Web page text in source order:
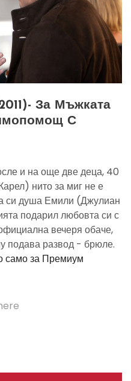
За Мъжката
С
и на още две деца, 40
нито за миг не е
си душа Емили (Джулиан
подарил любовта си с
вечеря обаче,
подава развод - брюле.
само за Премиум